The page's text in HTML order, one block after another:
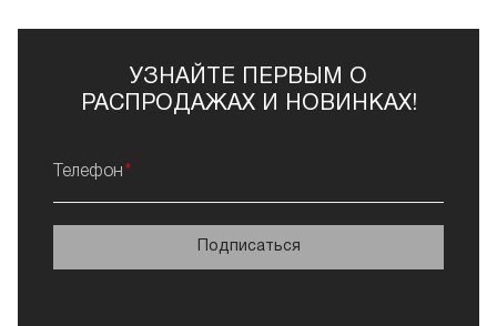
УЗНАЙТЕ ПЕРВЫМ О
РАСПРОДАЖАХ И НОВИНКАХ!
Телефон
Подписаться